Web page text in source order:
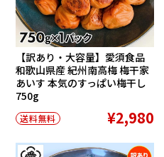
【訳あり・大容量】愛須食品
和歌山県産 紀州南高梅 梅干家
あいす 本気のすっぱい梅干し
750g
送料無料 ¥2,980